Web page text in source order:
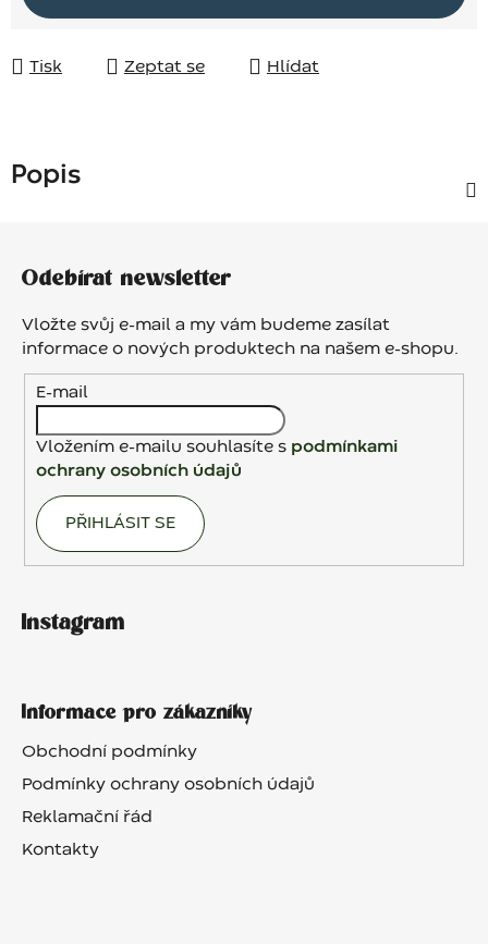
Tisk Zeptat se Hlídat
Popis
Odebírat newsletter
Vložte svůj e-mail a my vám budeme zasílat
informace o nových produktech na našem e-shopu.
E-mail
Vložením e-mailu souhlasíte s podmínkami
ochrany osobních údajů
PŘIHLÁSIT SE
Instagram
Informace pro zákazníky
Obchodní podmínky
Podmínky ochrany osobních údajů
Reklamační řád
Kontakty